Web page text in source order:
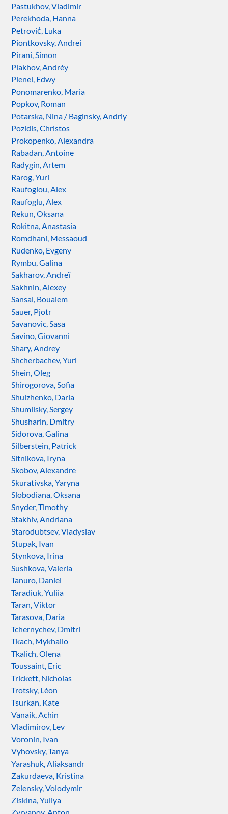
Pastukhov, Vladimir
Perekhoda, Hanna
Petrović, Luka
Piontkovsky, Andrei
Pirani, Simon
Plakhov, Andréy
Plenel, Edwy
Ponomarenko, Maria
Popkov, Roman
Potarska, Nina / Baginsky, Andriy
Pozidis, Christos
Prokopenko, Alexandra
Rabadan, Antoine
Radygin, Artem
Rarog, Yuri
Raufoglou, Alex
Raufoglu, Alex
Rekun, Oksana
Rokitna, Anastasia
Romdhani, Messaoud
Rudenko, Evgeny
Rymbu, Galina
Sakharov, Andreï
Sakhnin, Alexey
Sansal, Boualem
Sauer, Pjotr
Savanovic, Sasa
Savino, Giovanni
Shary, Andrey
Shcherbachev, Yuri
Shein, Oleg
Shirogorova, Sofia
Shulzhenko, Daria
Shumilsky, Sergey
Shusharin, Dmitry
Sidorova, Galina
Silberstein, Patrick
Sitnikova, Iryna
Skobov, Alexandre
Skurativska, Yaryna
Slobodiana, Oksana
Snyder, Timothy
Stakhiv, Andriana
Starodubtsev, Vladyslav
Stupak, Ivan
Stynkova, Irina
Sushkova, Valeria
Tanuro, Daniel
Taradiuk, Yuliia
Taran, Viktor
Tarasova, Daria
Tchernychev, Dmitri
Tkach, Mykhailo
Tkalich, Olena
Toussaint, Eric
Trickett, Nicholas
Trotsky, Léon
Tsurkan, Kate
Vanaik, Achin
Vladimirov, Lev
Voronin, Ivan
Vyhovsky, Tanya
Yarashuk, Aliaksandr
Zakurdaeva, Kristina
Zelensky, Volodymir
Ziskina, Yuliya